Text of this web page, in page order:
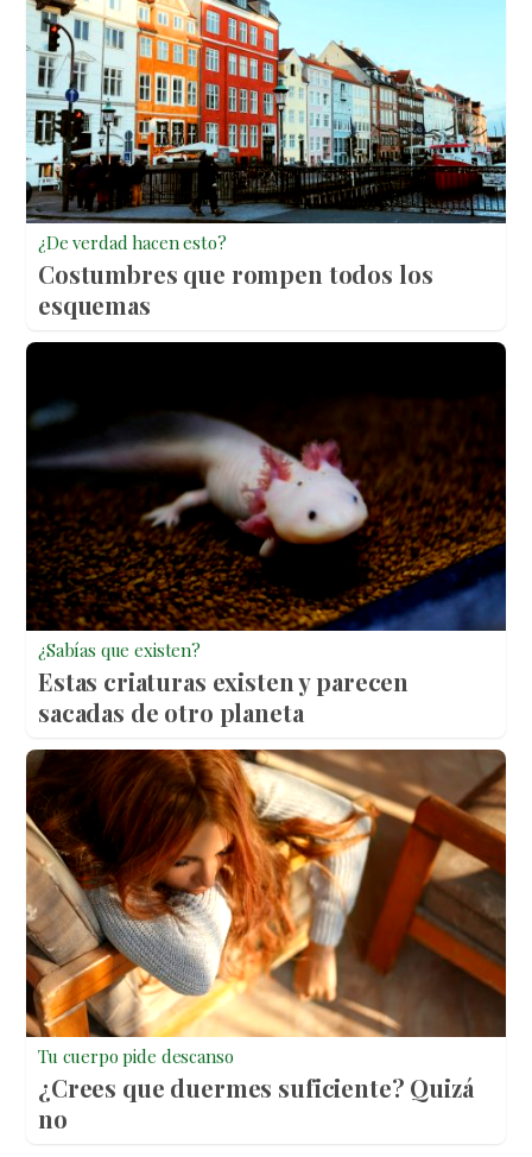
¿De verdad hacen esto?
Costumbres que rompen todos los
esquemas
¿Sabías que existen?
Estas criaturas existen y parecen
sacadas de otro planeta
Tu cuerpo pide descanso
¿Crees que duermes suficiente? Quizá
no